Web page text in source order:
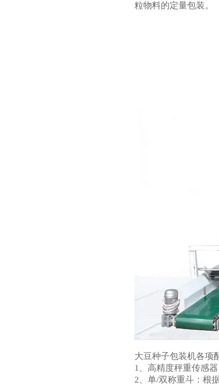
粒物料的定量包装。
大豆种子包装机各项
1、高精度秤重传感
2、单/双称重斗：根